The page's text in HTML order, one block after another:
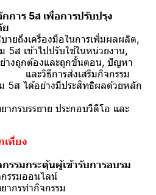
การ 5ส เพื่อการปรับปรุง
ย
อในการเพิ่มผลผลิต,
5ส เข้าไปปรับใช้ในหน่วยงาน,
างถูกต้องและถูกขั้นตอน, ปัญหา
รส่งเสริมกิจกรรม
5ส ได้อย่างมีประสิทธิผลด้วยหลัก
ประกอบวีดีโอ และ
เที่ยง
รรมกระตุ้นผู้เข้ารับการอบรม
นไลน์
จกรรม